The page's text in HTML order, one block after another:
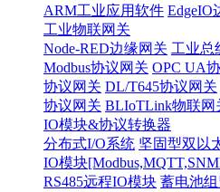
ARM工业应用软件 EdgeIO
工业物联网关
Node-RED边缘网关 工业总
Modbus协议网关 OPC UA
协议网关 DL/T645协议网关
协议网关 BLIoTLink物联网
IO模块&协议转换器
分布式I/O系统 坚固型双以
IO模块
RS485远程IO模块 蓄电池